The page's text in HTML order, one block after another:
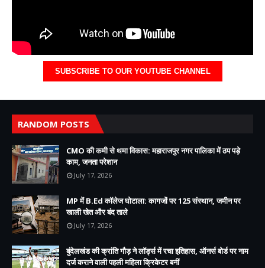
SUBSCRIBE TO OUR YOUTUBE CHANNEL
RANDOM POSTS
CMO की कमी से थमा विकास: महाराजपुर नगर पालिका में ठप पड़े
काम, जनता परेशान
July 17, 2026
MP में B.Ed कॉलेज घोटाला: कागजों पर 125 संस्थान, जमीन पर
खाली खेत और बंद ताले
July 17, 2026
बुंदेलखंड की क्रांति गौड़ ने लॉर्ड्स में रचा इतिहास, ऑनर्स बोर्ड पर नाम
दर्ज कराने वाली पहली महिला क्रिकेटर बनीं